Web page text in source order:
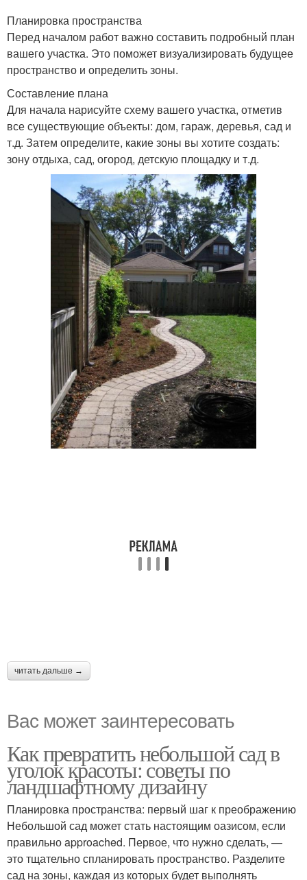
Планировка пространства
Перед началом работ важно составить подробный план
вашего участка. Это поможет визуализировать будущее
пространство и определить зоны.
Составление плана
Для начала нарисуйте схему вашего участка, отметив
все существующие объекты: дом, гараж, деревья, сад и
т.д. Затем определите, какие зоны вы хотите создать:
зону отдыха, сад, огород, детскую площадку и т.д.
читать дальше →
Вас может заинтересовать
Как превратить небольшой сад в
уголок красоты: советы по
ландшафтному дизайну
Планировка пространства: первый шаг к преображению
Небольшой сад может стать настоящим оазисом, если
правильно approached. Первое, что нужно сделать, —
это тщательно спланировать пространство. Разделите
сад на зоны, каждая из которых будет выполнять